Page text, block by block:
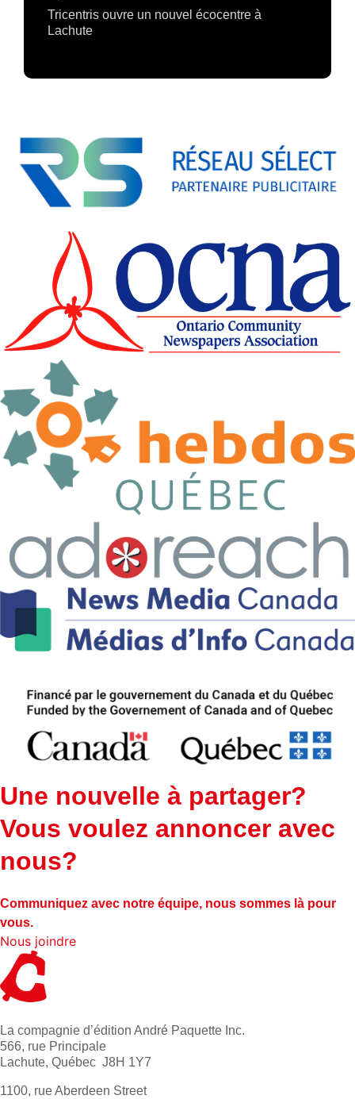
Tricentris ouvre un nouvel écocentre à
Lachute
Une nouvelle à partager?
Vous voulez annoncer avec
nous?
Communiquez avec notre équipe, nous sommes là pour
vous.
Nous joindre
La compagnie d’édition André Paquette Inc.
566, rue Principale
Lachute, Québec J8H 1Y7
1100, rue Aberdeen Street